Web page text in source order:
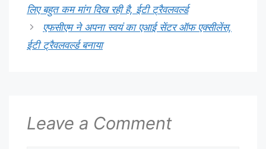
लिए बहुत कम मांग दिख रही है, ईटी ट्रैवलवर्ल्ड
एफसीएम ने अपना स्वयं का एआई सेंटर ऑफ एक्सीलेंस,
ईटी ट्रैवलवर्ल्ड बनाया
Leave a Comment